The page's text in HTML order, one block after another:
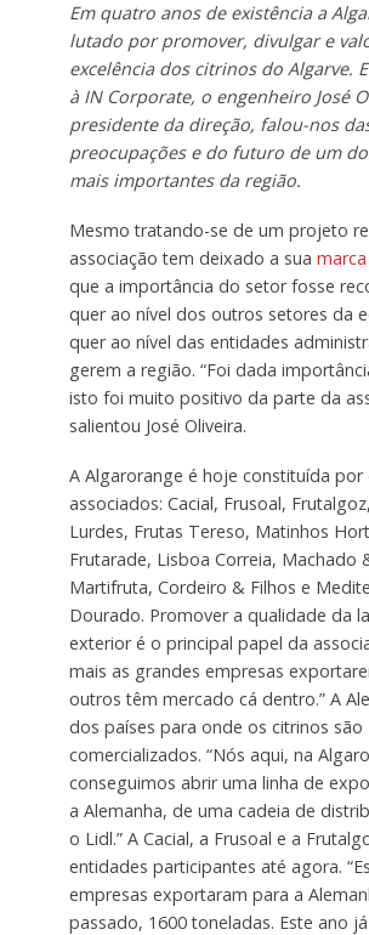
Em quatro anos de existência a
lutado por promover, divulgar e
excelência dos citrinos do Algarve.
à IN Corporate, o engenheiro José
presidente da direção, falou-nos
preocupações e do futuro de um
mais importantes da região.
Mesmo tratando-se de um projeto
associação tem deixado a sua marca
que a importância do setor fosse
quer ao nível dos outros setores da
quer ao nível das entidades
gerem a região. “Foi dada
isto foi muito positivo da parte da
salientou José Oliveira.
A Algarorange é hoje constituída por
associados: Cacial, Frusoal,
Lurdes, Frutas Tereso, Matinhos
Frutarade, Lisboa Correia, Machado
Martifruta, Cordeiro & Filhos e
Dourado. Promover a qualidade da
exterior é o principal papel da
mais as grandes empresas
outros têm mercado cá dentro.” A
dos países para onde os citrinos são
comercializados. “Nós aqui, na
conseguimos abrir uma linha de
a Alemanha, de uma cadeia de
o Lidl.” A Cacial, a Frusoal e a
entidades participantes até agora.
empresas exportaram para a
passado, 1600 toneladas. Este ano